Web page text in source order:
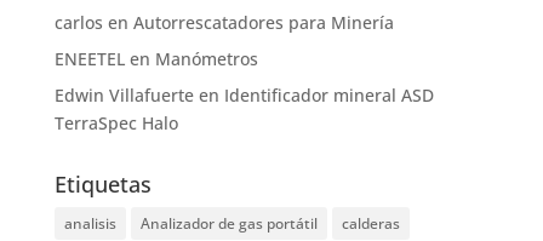
carlos en Autorrescatadores para Minería
ENEETELen Manómetros
Edwin Villafuerteen Identificador mineral ASD
TerraSpec Halo
Etiquetas
analisis Analizador de gas portátil
calderas